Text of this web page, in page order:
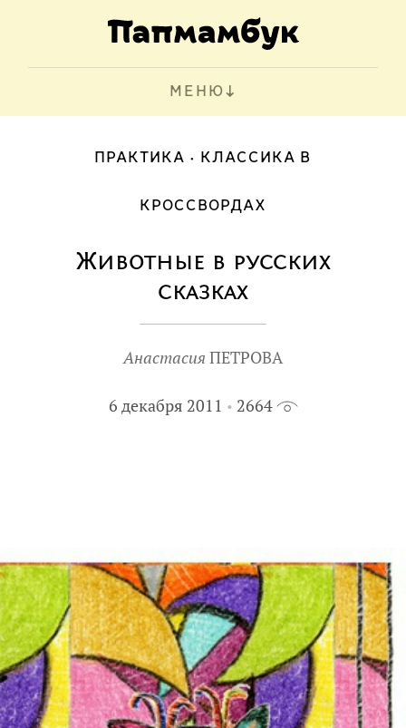
МЕНЮ
ПРАКТИКА КЛАССИКА В
КРОССВОРДАХ
Животные в русских
сказках
Анастасия ПЕТРОВА
6 декабря 2011 2664